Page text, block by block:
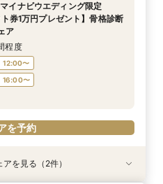
12:00〜
16:00〜
を予約
14:00〜
を予約
イナビウエディング限定
券1万円プレゼント】骨格診断
ア
程度
12:00〜
16:00〜
を予約
を見る（2件）